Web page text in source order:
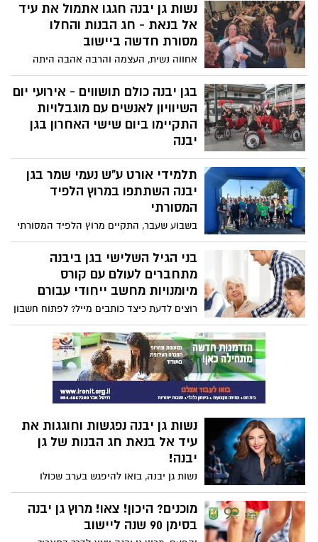
נשות גן יבנה חגגו אתמול את עיד
אל בנאת - חג הבנות והחלו
מסורת חדשה ביישוב
אחווה נשית, העצמה והרבה אהבה היתה
אתמול (ראשון, 5/12/2021 ) באולם האירועים
המקושט של בית אפל. ארגוני הנשים של גן
יבנה חברו לערב שכולו פרגון, הדדיות וכוח
נשי.
בגן יבנה כולם תושווים - אירועי יום
השיוויון לאנשים עם מוגבלויות
התקיימו ביום שישי האחרון בגן
יבנה
ביום שישי האחרון 3/12/2021 קיימה המועצה
המקומית גן יבנה את אירועי יום השיוויון
לאנשים עם מוגבלויות, זאת במסגרת חודש
המודעות הבינלאומי בנושא. במסגרת היום
ומרגשים ברחבי היישוב.
תלמידי אורט ע"ש נעמי שמר בגן
יבנה השתתפו במרוץ הלפיד
המסורתי
בשבוע שעבר, התקיים מרוץ הלפיד המסורתי
של תלמידי אורט ע"ש נעמי שמר בגן יבנה
בשיתוף פעולה עם מחלקת הספורט. במרוץ
רצים ורצות צעירים.
בני הגיל השלישי בגן ביבנה
מתחברים לעולם עם קורס
מיומנויות מחשב ייחודי עבורם
רוצים לדעת כיצד כותבים מייל? לפתוח חשבון
פייסבוק ואינסטרגם? בואו ללמוד את כל
מיומנויות המחשב בקורס מיוחד בו תגלו את
כל הדרכים להתחבר לעולם ולגלוש באינטרנט.
נשות גן יבנה נפגשות וחוגגות את
עיד אל בנאת חג הבנות של גן
יבנה!
נשות גן יבנה, בואו להיפגש בערב שכולו
עוצמה, אחווה ושמחה נשית וליהנות מהשירים
היפים של המוסיקה הישראלית עם אורנה דץ.
מוכנים? היכון! צאו! מרוץ גן יבנה
בסימן 90 שנה ליישוב